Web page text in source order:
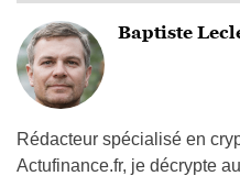
Baptiste
Rédacteur spécialisé en
Actufinance.fr, je décrypte